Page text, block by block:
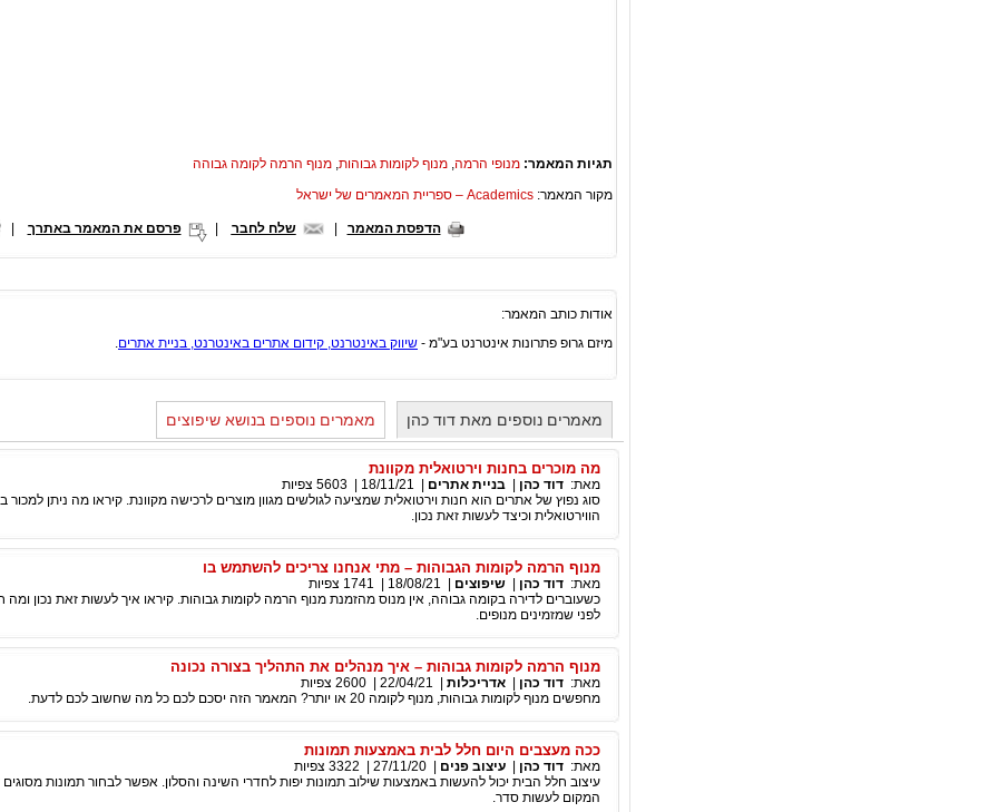
תגיות המאמר: מנופי הרמה, מנוף לקומות גבוהות, מנוף הרמה לקומה גבוהה
מקור המאמר: Academics – ספריית המאמרים של ישראל
הדפסת המאמר שלח לחבר פרסם את המאמר באתרך |
אודות כותב המאמר:
מיזם גרופ פתרונות אינטרנט בע"מ - שיווק באינטרנט, קידום אתרים באינטרנט, בניית אתרים.
מאמרים נוספים מאת דוד כהן מאמרים נוספים בנושא שיפוצים
מה מוכרים בחנות וירטואלית מקוונת
מאת: דוד כהן בניית אתרים 18/11/21
5603 צפיות
סוג נפוץ של אתרים הוא חנות וירטואלית שמציעה לגולשים מגוון מוצרים לרכישה מקוונת. קיראו מה ניתן למכור
הווירטואלית וכיצד לעשות זאת נכון.
מנוף הרמה לקומות הגבוהות – מתי אנחנו צריכים להשתמש בו
מאת: דוד כהן שיפוצים 18/08/21
1741 צפיות
כשעוברים לדירה בקומה גבוהה, אין מנוס מהזמנת מנוף הרמה לקומות גבוהות. קיראו איך לעשות זאת נכון
לפני שמזמינים מנופים.
מנוף הרמה לקומות גבוהות – איך מנהלים את התהליך בצורה נכונה
מאת: דוד כהן אדריכלות 22/04/21
2600 צפיות
מחפשים מנוף לקומות גבוהות, מנוף לקומה 20 או יותר? המאמר הזה יסכם לכם כל מה שחשוב לכם לדעת.
ככה מעצבים היום חלל לבית באמצעות תמונות
מאת: דוד כהן עיצוב פנים 27/11/20
3322 צפיות
עיצוב חלל הבית יכול להעשות באמצעות שילוב תמונות יפות לחדרי השינה והסלון. אפשר לבחור תמונות מסוגים
המקום לעשות סדר.